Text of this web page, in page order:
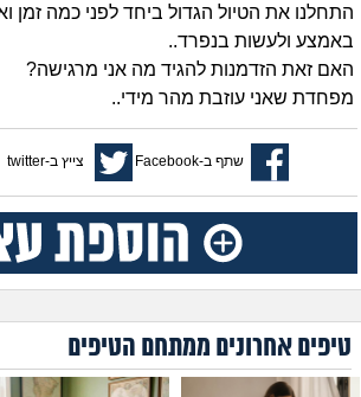
התחלנו את הטיול הגדול ביחד לפני כמה זמן
באמצע ולעשות בנפרד..
האם זאת הזדמנות להגיד מה אני מרגישה?
מפחדת שאני עוזבת מהר מידי..
שתף ב-Facebook צייץ ב-twitter
טיפים אחרונים ממתחם הטיפים